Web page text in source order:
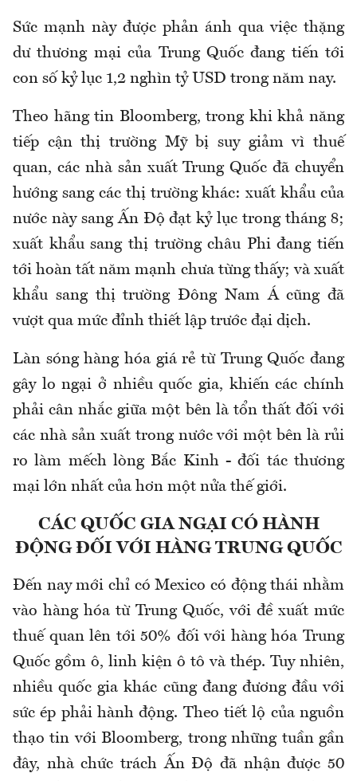
Sức mạnh này được phản ánh qua việc thặng
dư thương mại của Trung Quốc đang tiến tới
con số kỷ lục 1,2 nghìn tỷ USD trong năm nay.
Theo hãng tin Bloomberg, trong khi khả năng
tiếp cận thị trường Mỹ bị suy giảm vì thuế
quan, các nhà sản xuất Trung Quốc đã chuyển
hướng sang các thị trường khác: xuất khẩu của
nước này sang Ấn Độ đạt kỷ lục trong tháng 8;
xuất khẩu sang thị trường châu Phi đang tiến
tới hoàn tất năm mạnh chưa từng thấy; và xuất
khẩu sang thị trường Đông Nam Á cũng đã
vượt qua mức đỉnh thiết lập trước đại dịch.
Làn sóng hàng hóa giá rẻ từ Trung Quốc đang
gây lo ngại ở nhiều quốc gia, khiến các chính
phải cân nhắc giữa một bên là tổn thất đối với
các nhà sản xuất trong nước với một bên là rủi
ro làm mếch lòng Bắc Kinh - đối tác thương
mại lớn nhất của hơn một nửa thế giới.
CÁC QUỐC GIA NGẠI CÓ HÀNH
ĐỘNG ĐỐI VỚI HÀNG TRUNG QUỐC
Đến nay mới chỉ có Mexico có động thái nhằm
vào hàng hóa từ Trung Quốc, với đề xuất mức
thuế quan lên tới 50% đối với hàng hóa Trung
Quốc gồm ô, linh kiện ô tô và thép. Tuy nhiên,
nhiều quốc gia khác cũng đang đương đầu với
sức ép phải hành động. Theo tiết lộ của nguồn
thạo tin với Bloomberg, trong những tuần gần
đây, nhà chức trách Ấn Độ đã nhận được 50